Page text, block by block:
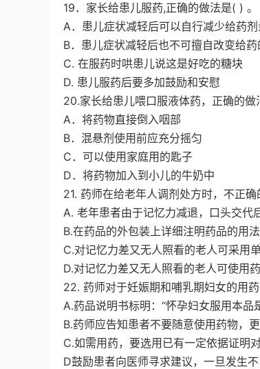
19．家长给患儿服药,正确的做法是( ) 。
A．患儿症状减轻后可以自行减少给药剂
B．患儿症状减轻后也不可擅自改变给
C. 在服药时哄患儿说这是好吃的糖块
D. 患儿服药后要多加鼓励和安慰
20.家长给患儿喂口服液体药，正确的做
A．将药物直接倒入咽部
B．混悬剂使用前应充分摇匀
C．可以使用家庭用的匙子
D．将药物加入到小儿的牛奶中
21. 药师在给老年人调剂处方时，不正
A. 老年患者由于记忆力减退，口头交代
B.在药品的外包装上详细注明药品的用
C.对记忆力差又无人照看的老人可采用
D.对记忆力差又无人照看的老人可使用
22. 药师对于妊娠期和哺乳期妇女的用
A.药品说明书标明：“怀孕妇女服用本
B.药师应告知患者不要随意使用药物，
C.如需用药，要选用已有一定依据证明
D鼓励患者向医师寻求建议，一旦发生